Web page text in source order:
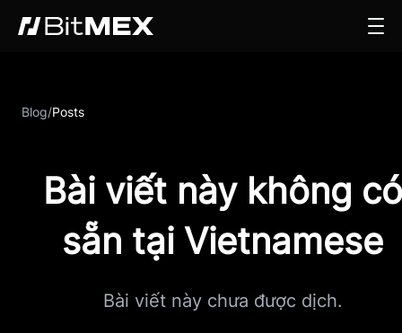
Blog/Posts
Bài viết này không có
sẵn tại Vietnamese
Bài viết này chưa được dịch.